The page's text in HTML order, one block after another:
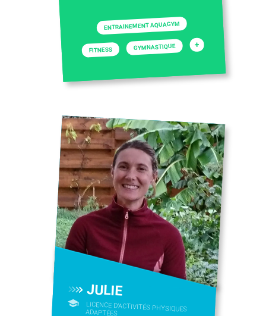
ENTRAINEMENT AQUAGYM
FITNESS GYMNASTIQUE +
JULIE
LICENCE D’ACTIVITÉS PHYSIQUES
ADAPTÉES